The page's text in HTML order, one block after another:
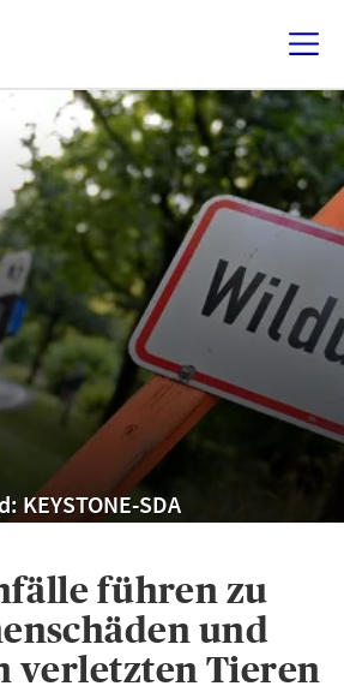
KEYSTONE-SDA
führen zu
und
verletzten Tieren